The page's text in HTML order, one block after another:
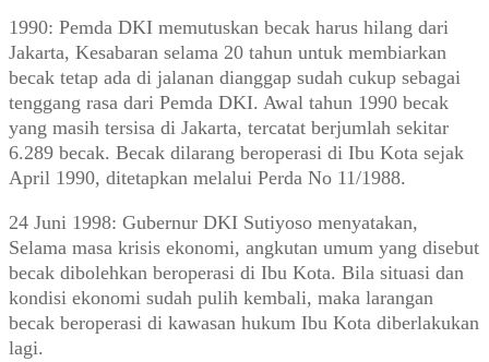
1990: Pemda DKI memutuskan becak harus hilang dari
Jakarta, Kesabaran selama 20 tahun untuk membiarkan
becak tetap ada di jalanan dianggap sudah cukup sebagai
tenggang rasa dari Pemda DKI. Awal tahun 1990 becak
yang masih tersisa di Jakarta, tercatat berjumlah sekitar
6.289 becak. Becak dilarang beroperasi di Ibu Kota sejak
April 1990, ditetapkan melalui Perda No 11/1988.
24 Juni 1998: Gubernur DKI Sutiyoso menyatakan,
Selama masa krisis ekonomi, angkutan umum yang disebut
becak dibolehkan beroperasi di Ibu Kota. Bila situasi dan
kondisi ekonomi sudah pulih kembali, maka larangan
becak beroperasi di kawasan hukum Ibu Kota diberlakukan
lagi.